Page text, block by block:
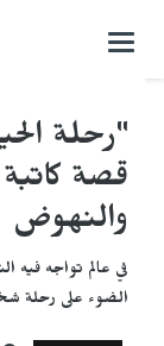
التحكم
"رحلة
قصة
والنهوض
في عالم تواجه فيه
الضوء على رحلة